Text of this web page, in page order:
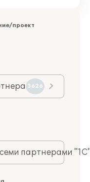
проект
3626
партнерами